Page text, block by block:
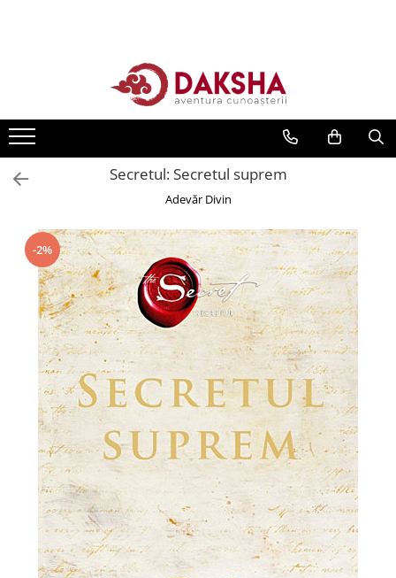
Seria Radu Cinamar
Seria Anton Parks
Seria David Icke
Seria Immanuel Velikovsky
Dezvăluiri
Spiritualitate
Extratereștrii
OZN
Transformare spirituală
Psihologie
Dezvoltare personală
Astrologie
Știință
Seria Montauk
Mistere
Seria Chico Xavier
Seria Helena Blavatsky
Secretul: Secretul suprem
Adevăr Divin
-2%